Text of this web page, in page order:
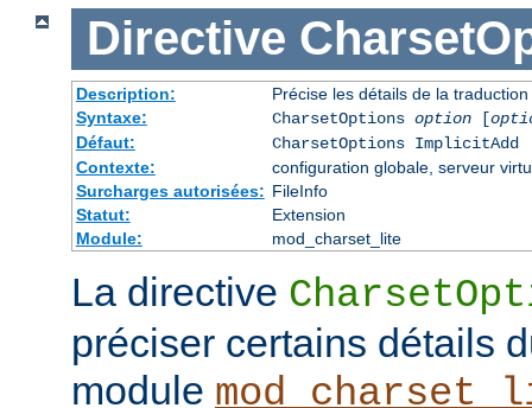
Directive
Description:
Précise les détails de la
Syntaxe:
CharsetOptions option[
Défaut:
CharsetOptions ImplicitAdd
Contexte:
configuration globale, serveur
Surcharges autorisées: FileInfo
Statut:
Extension
Module:
mod_charset_lite
La directive
préciser certains détails
module